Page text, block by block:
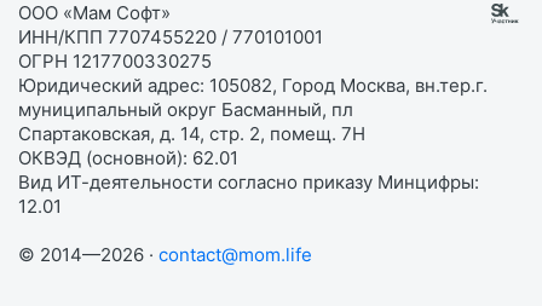
ООО «Мам Софт»
ИНН/КПП 7707455220 / 770101001
ОГРН 1217700330275
Юридический адрес: 105082, Город Москва, вн.тер.г.
муниципальный округ Басманный, пл
Спартаковская, д. 14, стр. 2, помещ. 7Н
ОКВЭД (основной): 62.01
Вид ИТ-деятельности согласно приказу Минцифры:
12.01
© 2014—2026 · contact@mom.life